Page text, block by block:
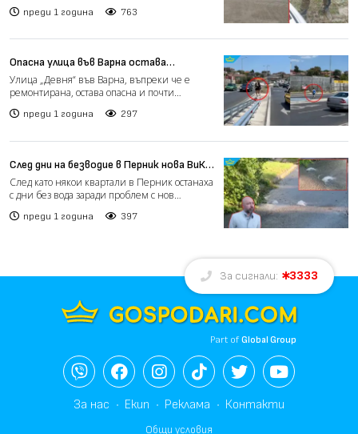
преди 1 година 763
Опасна улица във Варна остава
необезопасена, година след като
блъснаха дете (видео)
Улица „Девня“ във Варна, въпреки че е
ремонтирана, остава опасна и почти
преди 1 година 297
След дни на безводие в Перник нова ВиК
авария пилее вода по улиците на града
(видео)
След като някои квартали в Перник останаха
с дни без вода заради проблем с нов
преди 1 година 397
За сигнали: 3333
Part ofGlobal Group
За нас Екип Реклама Контакти
Общи условия